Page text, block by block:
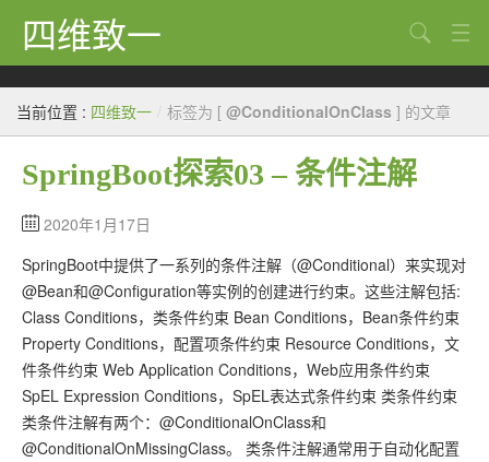
四维致一
Java
大数据
Python
Scala
GoLang
工程
Bug
Tricks
想法
搜索
当前位置 : 四维致一 / 标签为 [ @ConditionalOnClass ] 的文章
SpringBoot探索03 – 条件注解
2020年1月17日
SpringBoot中提供了一系列的条件注解（@Conditional）来实现对
@Bean和@Configuration等实例的创建进行约束。这些注解包括:
Class Conditions，类条件约束 Bean Conditions，Bean条件约束
Property Conditions，配置项条件约束 Resource Conditions，文
件条件约束 Web Application Conditions，Web应用条件约束
SpEL Expression Conditions，SpEL表达式条件约束 类条件约束
类条件注解有两个：@ConditionalOnClass和
@ConditionalOnMissingClass。 类条件注解通常用于自动化配置